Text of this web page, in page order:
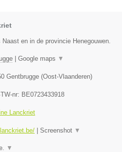
en in de provincie Henegouwen.
Google maps ▼
Gentbrugge (Oost-Vlaanderen)
nr: BE0723433918
Lanckriet
Screenshot ▼
▼